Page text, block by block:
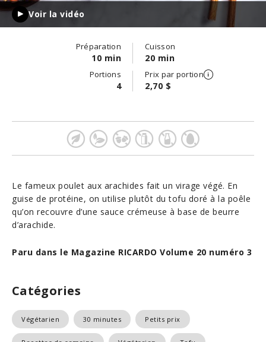
Voir la vidéo
Préparation
10 min
Cuisson
20 min
Portions
4
Prix par portion
2,70 $
Le fameux poulet aux arachides fait un virage végé. En
guise de protéine, on utilise plutôt du tofu doré à la poêle
qu’on recouvre d’une sauce crémeuse à base de beurre
d’arachide.
Paru dans le Magazine RICARDO Volume 20 numéro 3
Catégories
Végétarien 30 minutes Petits prix